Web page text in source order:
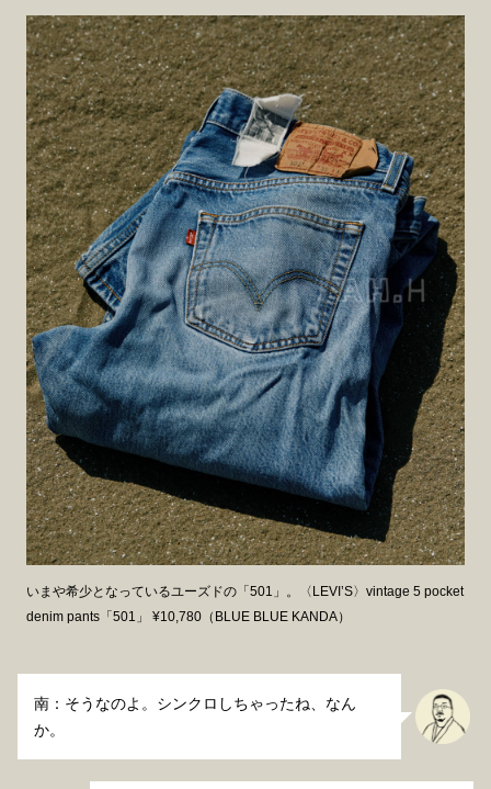
いまや希少となっているユーズドの「501」。〈LEVI’S〉vintage 5 pocket
denim pants「501」 ¥10,780（BLUE BLUE KANDA）
南：そうなのよ。シンクロしちゃったね、なん
か。